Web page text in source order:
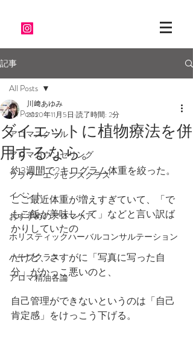
記事
All Posts
アロマスクール
アロマカウンセリング
フラワーエッセンスクラス
イベント
おすすめのアロマケア
ホリスティックハーバルコンサルテーション
ハーブクラス
アロマ精油各論
All Posts
ダイエットに植物療法を併
用するなら。
川﨑あゆみ
2020年11月5日 読了時間: 2分
約3週間で2キログラム体重を絞った。
ここ最近体重が増えすぎていて、「で
もご飯が美味しくて」などと言い訳ば
かりしていたの
だけど、さすがに「写真に写った自
分」がかっこ悪いのと、
自己管理ができないというのは「自己
肯定感」をけっこう下げる。